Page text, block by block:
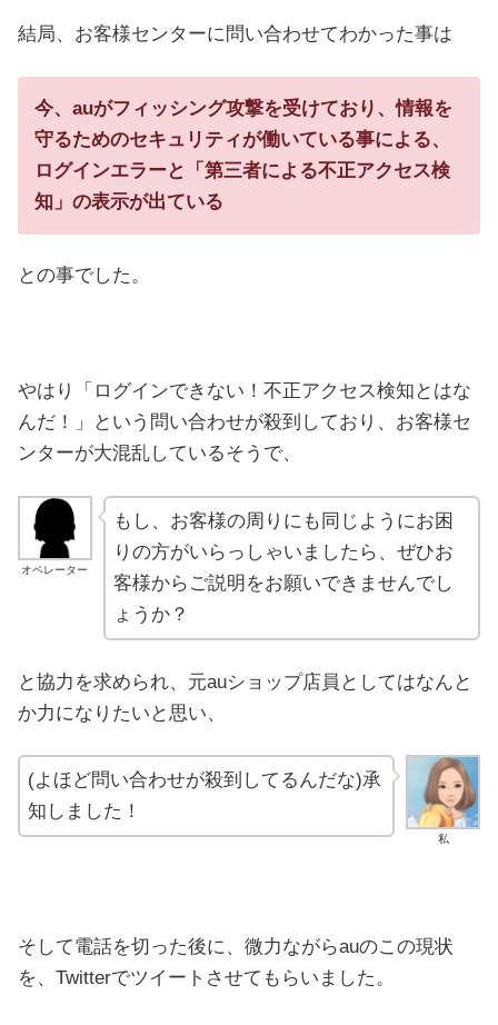
結局、お客様センターに問い合わせてわかった事は
今、auがフィッシング攻撃を受けており、情報を
守るためのセキュリティが働いている事による、
ログインエラーと「第三者による不正アクセス検
知」の表示が出ている
との事でした。
やはり「ログインできない！不正アクセス検知とはな
んだ！」という問い合わせが殺到しており、お客様セ
ンターが大混乱しているそうで、
オペレーター
もし、お客様の周りにも同じようにお困
りの方がいらっしゃいましたら、ぜひお
客様からご説明をお願いできませんでし
ょうか？
と協力を求められ、元auショップ店員としてはなんと
か力になりたいと思い、
私
(よほど問い合わせが殺到してるんだな)承
知しました！
そして電話を切った後に、微力ながらauのこの現状
を、Twitterでツイートさせてもらいました。